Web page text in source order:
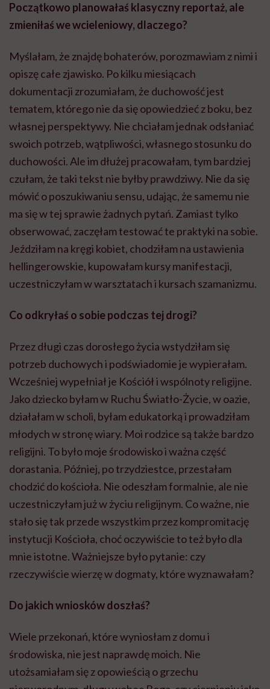
Początkowo planowałaś klasyczny reportaż, ale
zmieniłaś we wcieleniowy, dlaczego?
Myślałam, że znajdę bohaterów, porozmawiam z nimi i
opiszę całe zjawisko. Po kilku miesiącach
dokumentacji zrozumiałam, że duchowość jest
tematem, którego nie da się opowiedzieć z boku, bez
własnej perspektywy. Nie chciałam jednak odsłaniać
swoich potrzeb, wątpliwości, własnego stosunku do
duchowości. Ale im dłużej pracowałam, tym bardziej
czułam, że taki tekst nie byłby prawdziwy. Nie da się
mówić o poszukiwaniu sensu, udając, że samemu nie
ma się w tej sprawie żadnych pytań. Zamiast tylko
obserwować, zaczęłam testować te praktyki na sobie.
Jeździłam na kręgi kobiet, chodziłam na ustawienia
hellingerowskie, kupowałam kursy manifestacji,
uczestniczyłam w warsztatach i kursach szamanizmu.
Co odkryłaś o sobie podczas tej drogi?
Przez długi czas dorosłego życia wstydziłam się
potrzeb duchowych i podświadomie je wypierałam.
Wcześniej wypełniał je Kościół i wspólnoty religijne.
Jako dziecko byłam w Ruchu Światło-Życie, w oazie,
działałam w scholi, byłam edukatorką i prowadziłam
młodych w stronę wiary. Moi rodzice są także bardzo
religijni. To było moje środowisko i ważna część
dorastania. Później, po trzydziestce, przestałam
chodzić do kościoła. Nie odeszłam formalnie, ale nie
uczestniczyłam już w życiu religijnym. Co ważne, nie
stało się tak przede wszystkim przez kompromitację
instytucji Kościoła, choć oczywiście to też było dla
mnie istotne. Ważniejsze było pytanie: czy
rzeczywiście wierzę w dogmaty, które wyznawałam?
Do jakich wniosków doszłaś?
Wiele przekonań, które wyniosłam z domu i
środowiska, nie jest naprawdę moich. Nie
utożsamiałam się z opowieścią o grzechu